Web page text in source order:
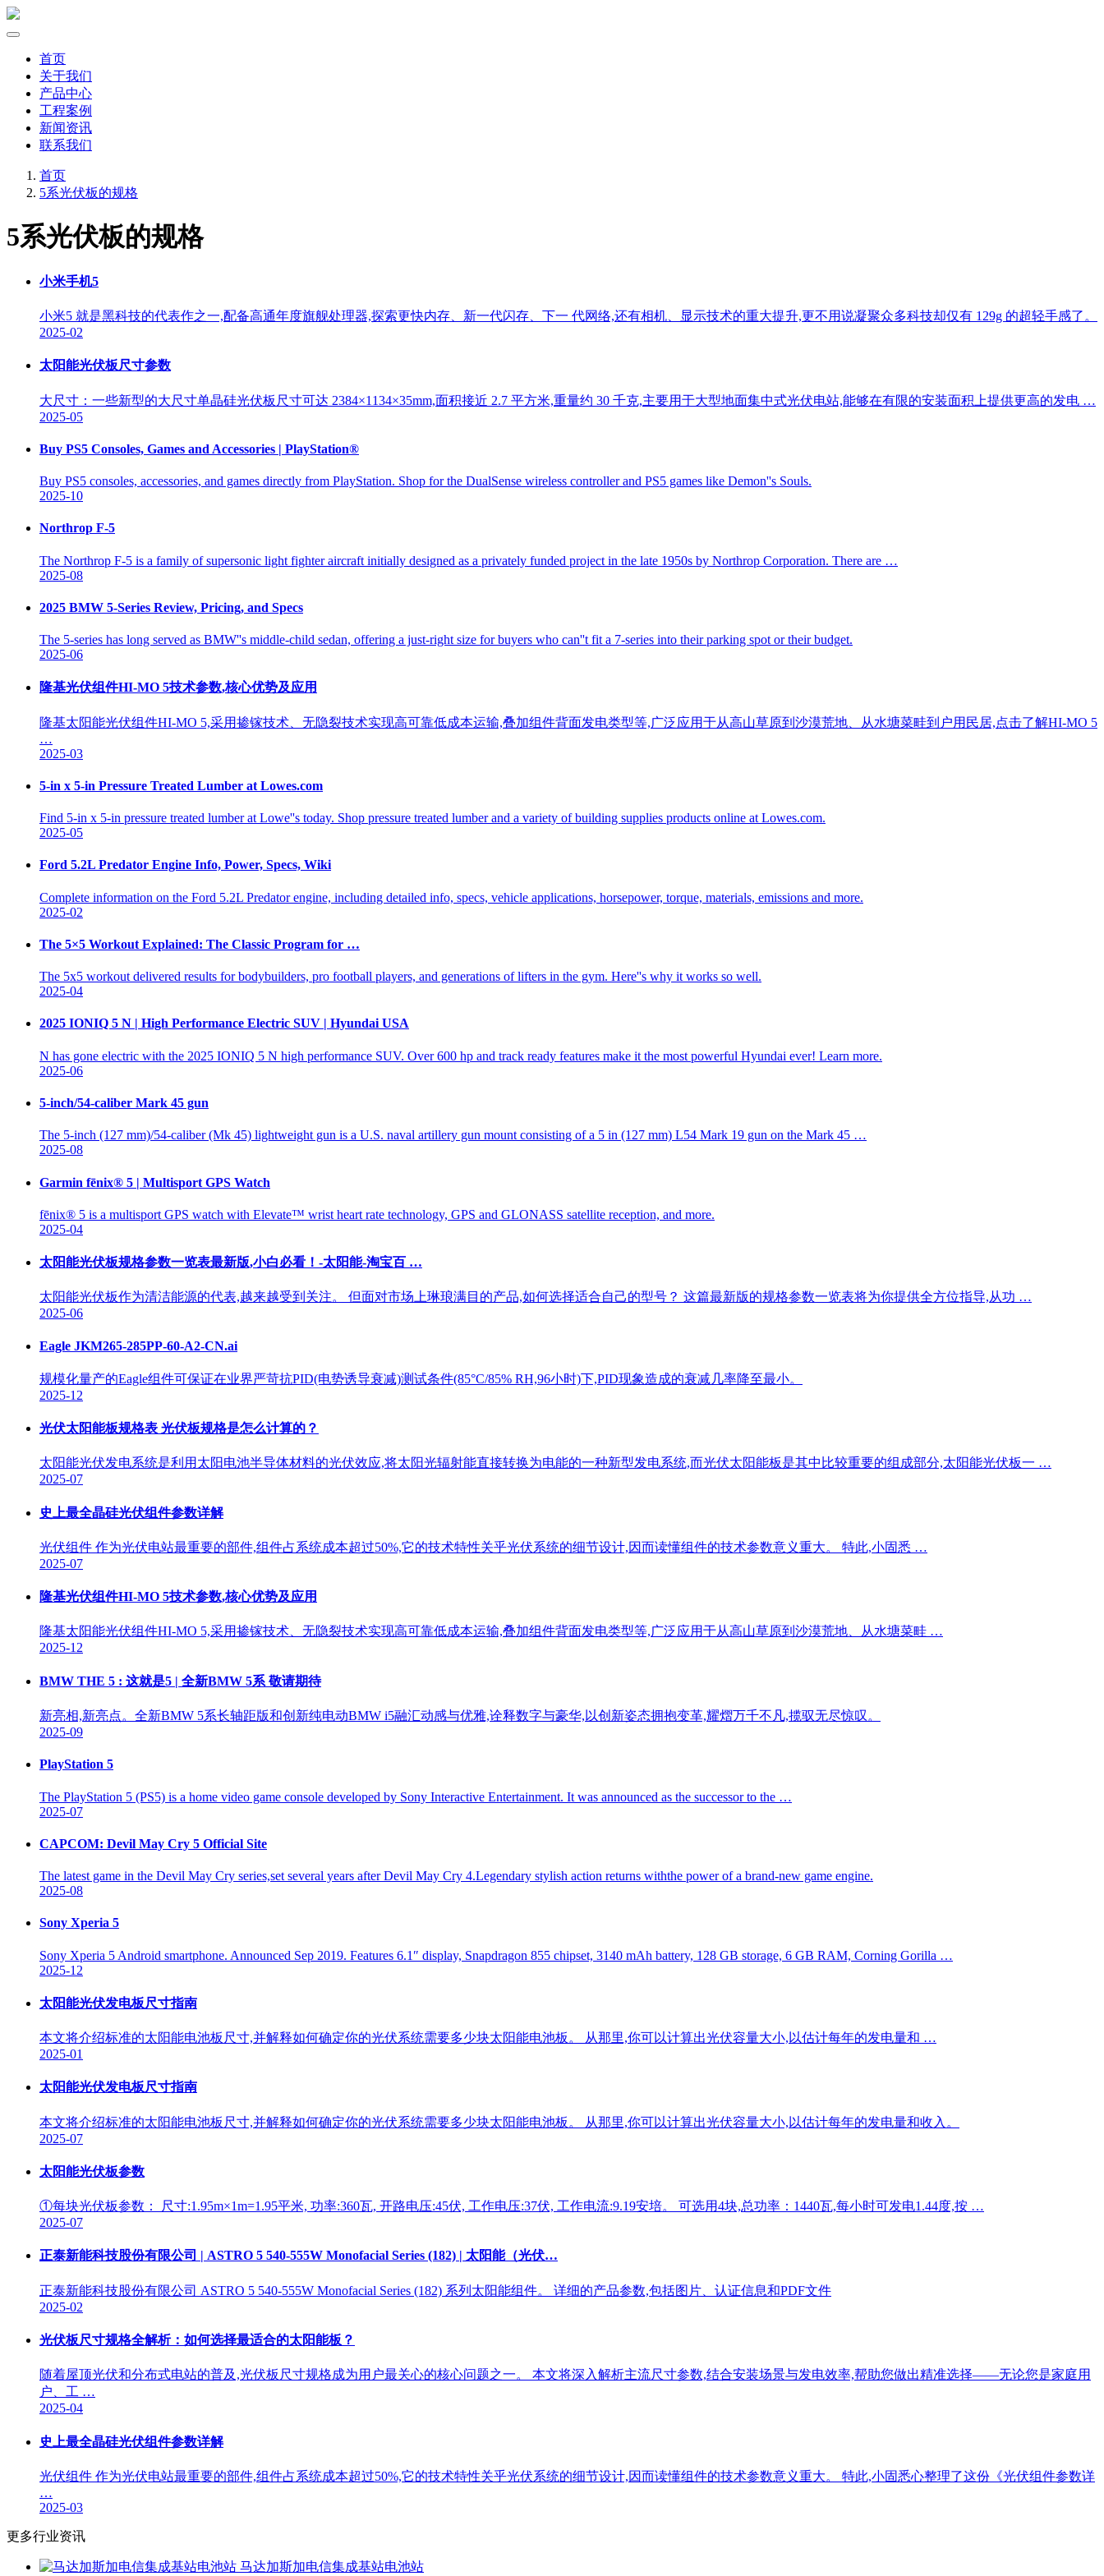
首页
关于我们
产品中心
工程案例
新闻资讯
联系我们
首页
5系光伏板的规格
5系光伏板的规格
小米手机5
小米5 就是黑科技的代表作之一,配备高通年度旗舰处理器,探索更快内存、新一代闪存、下一 代网络,还有相机、显示技术的重大提升,更不用说凝聚众多科技却仅有 129g 的超轻手感了。
2025-02
太阳能光伏板尺寸参数
大尺寸：一些新型的大尺寸单晶硅光伏板尺寸可达 2384×1134×35mm,面积接近 2.7 平方米,重量约 30 千克,主要用于大型地面集中式光伏电站,能够在有限的安装面积上提供更高的发电 …
2025-05
Buy PS5 Consoles, Games and Accessories | PlayStation®
Buy PS5 consoles, accessories, and games directly from PlayStation. Shop for the DualSense wireless controller and PS5 games like Demon''s Souls.
2025-10
Northrop F-5
The Northrop F-5 is a family of supersonic light fighter aircraft initially designed as a privately funded project in the late 1950s by Northrop Corporation. There are …
2025-08
2025 BMW 5-Series Review, Pricing, and Specs
The 5-series has long served as BMW''s middle-child sedan, offering a just-right size for buyers who can''t fit a 7-series into their parking spot or their budget.
2025-06
隆基光伏组件HI-MO 5技术参数,核心优势及应用
隆基太阳能光伏组件HI-MO 5,采用掺镓技术、无隐裂技术实现高可靠低成本运输,叠加组件背面发电类型等,广泛应用于从高山草原到沙漠荒地、从水塘菜畦到户用民居,点击了解HI-MO 5
…
2025-03
5-in x 5-in Pressure Treated Lumber at Lowes.com
Find 5-in x 5-in pressure treated lumber at Lowe''s today. Shop pressure treated lumber and a variety of building supplies products online at Lowes.com.
2025-05
Ford 5.2L Predator Engine Info, Power, Specs, Wiki
Complete information on the Ford 5.2L Predator engine, including detailed info, specs, vehicle applications, horsepower, torque, materials, emissions and more.
2025-02
The 5×5 Workout Explained: The Classic Program for …
The 5x5 workout delivered results for bodybuilders, pro football players, and generations of lifters in the gym. Here''s why it works so well.
2025-04
2025 IONIQ 5 N | High Performance Electric SUV | Hyundai USA
N has gone electric with the 2025 IONIQ 5 N high performance SUV. Over 600 hp and track ready features make it the most powerful Hyundai ever! Learn more.
2025-06
5-inch/54-caliber Mark 45 gun
The 5-inch (127 mm)/54-caliber (Mk 45) lightweight gun is a U.S. naval artillery gun mount consisting of a 5 in (127 mm) L54 Mark 19 gun on the Mark 45 …
2025-08
Garmin fēnix® 5 | Multisport GPS Watch
fēnix® 5 is a multisport GPS watch with Elevate™ wrist heart rate technology, GPS and GLONASS satellite reception, and more.
2025-04
太阳能光伏板规格参数一览表最新版,小白必看！-太阳能-淘宝百 …
太阳能光伏板作为清洁能源的代表,越来越受到关注。 但面对市场上琳琅满目的产品,如何选择适合自己的型号？ 这篇最新版的规格参数一览表将为你提供全方位指导,从功 …
2025-06
Eagle JKM265-285PP-60-A2-CN.ai
规模化量产的Eagle组件可保证在业界严苛抗PID(电势诱导衰减)测试条件(85°C/85% RH,96小时)下,PID现象造成的衰减几率降至最小。
2025-12
光伏太阳能板规格表 光伏板规格是怎么计算的？
太阳能光伏发电系统是利用太阳电池半导体材料的光伏效应,将太阳光辐射能直接转换为电能的一种新型发电系统,而光伏太阳能板是其中比较重要的组成部分,太阳能光伏板一 …
2025-07
史上最全晶硅光伏组件参数详解
光伏组件 作为光伏电站最重要的部件,组件占系统成本超过50%,它的技术特性关乎光伏系统的细节设计,因而读懂组件的技术参数意义重大。 特此,小固悉 …
2025-07
隆基光伏组件HI-MO 5技术参数,核心优势及应用
隆基太阳能光伏组件HI-MO 5,采用掺镓技术、无隐裂技术实现高可靠低成本运输,叠加组件背面发电类型等,广泛应用于从高山草原到沙漠荒地、从水塘菜畦 …
2025-12
BMW THE 5 : 这就是5 | 全新BMW 5系 敬请期待
新亮相,新亮点。全新BMW 5系长轴距版和创新纯电动BMW i5融汇动感与优雅,诠释数字与豪华,以创新姿态拥抱变革,耀熠万千不凡,揽驭无尽惊叹。
2025-09
PlayStation 5
The PlayStation 5 (PS5) is a home video game console developed by Sony Interactive Entertainment. It was announced as the successor to the …
2025-07
CAPCOM: Devil May Cry 5 Official Site
The latest game in the Devil May Cry series,set several years after Devil May Cry 4.Legendary stylish action returns withthe power of a brand-new game engine.
2025-08
Sony Xperia 5
Sony Xperia 5 Android smartphone. Announced Sep 2019. Features 6.1″ display, Snapdragon 855 chipset, 3140 mAh battery, 128 GB storage, 6 GB RAM, Corning Gorilla …
2025-12
太阳能光伏发电板尺寸指南
本文将介绍标准的太阳能电池板尺寸,并解释如何确定你的光伏系统需要多少块太阳能电池板。 从那里,你可以计算出光伏容量大小,以估计每年的发电量和 …
2025-01
太阳能光伏发电板尺寸指南
本文将介绍标准的太阳能电池板尺寸,并解释如何确定你的光伏系统需要多少块太阳能电池板。 从那里,你可以计算出光伏容量大小,以估计每年的发电量和收入。
2025-07
太阳能光伏板参数
①每块光伏板参数： 尺寸:1.95m×1m=1.95平米, 功率:360瓦, 开路电压:45伏, 工作电压:37伏, 工作电流:9.19安培。 可选用4块,总功率：1440瓦,每小时可发电1.44度,按 …
2025-07
正泰新能科技股份有限公司 | ASTRO 5 540-555W Monofacial Series (182) | 太阳能（光伏…
正泰新能科技股份有限公司 ASTRO 5 540-555W Monofacial Series (182) 系列太阳能组件。 详细的产品参数,包括图片、认证信息和PDF文件
2025-02
光伏板尺寸规格全解析：如何选择最适合的太阳能板？
随着屋顶光伏和分布式电站的普及,光伏板尺寸规格成为用户最关心的核心问题之一。 本文将深入解析主流尺寸参数,结合安装场景与发电效率,帮助您做出精准选择——无论您是家庭用
户、工 …
2025-04
史上最全晶硅光伏组件参数详解
光伏组件 作为光伏电站最重要的部件,组件占系统成本超过50%,它的技术特性关乎光伏系统的细节设计,因而读懂组件的技术参数意义重大。 特此,小固悉心整理了这份《光伏组件参数详
…
2025-03
更多行业资讯
马达加斯加电信集成基站电池站